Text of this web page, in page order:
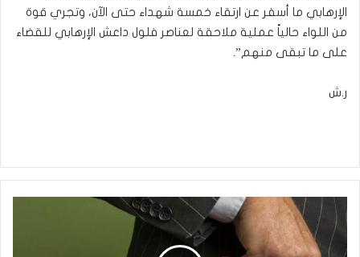
الإرهابي ما أسفر عن ارتقاء خمسة شهداء حتى الآن، وتجري قوة
من اللواء حالياً عملية ملاحقة لعناصر فلول داعش الإرهابي للقضاء
على ما تبقى منهم”.
ر.ش
’بالجرم
المشهود’..النزاهة
تضبط